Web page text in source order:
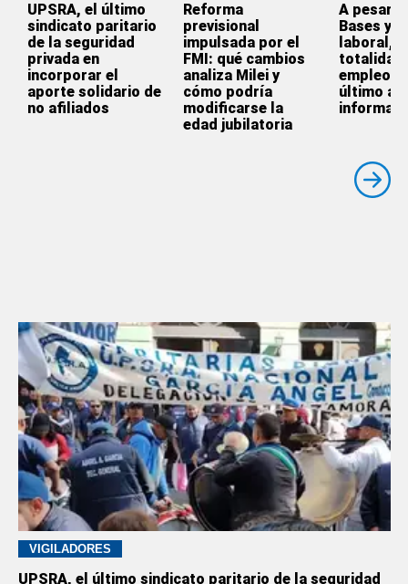
UPSRA, el último
sindicato paritario
de la seguridad
privada en
incorporar el
aporte solidario de
no afiliados
Reforma
previsional
impulsada por el
FMI: qué cambios
analiza Milei y
cómo podría
modificarse la
edad jubilatoria
A pesar
Bases y
laboral,
totalidad
empleo
último
informal
VIGILADORES
UPSRA, el último sindicato paritario de la seguridad